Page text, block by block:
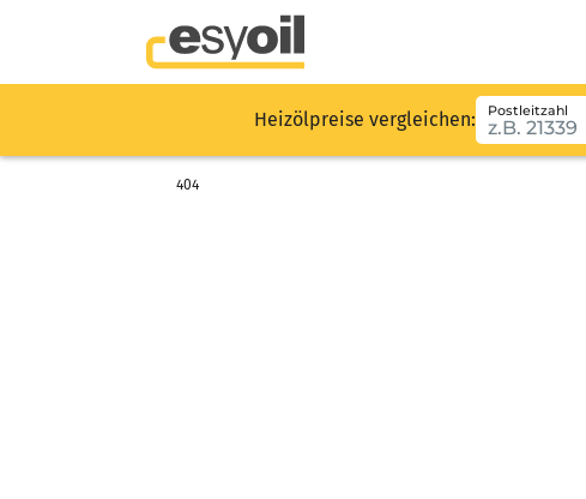
Heizölpreise vergleichen: Postleitzahl
404